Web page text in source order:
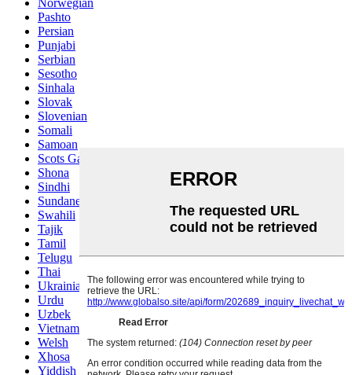
Norwegian
Pashto
Persian
Punjabi
Serbian
Sesotho
Sinhala
Slovak
Slovenian
Somali
Samoan
Scots Gaelic
Shona
Sindhi
Sundanese
Swahili
Tajik
Tamil
Telugu
Thai
Ukrainian
Urdu
Uzbek
Vietnamese
Welsh
Xhosa
Yiddish